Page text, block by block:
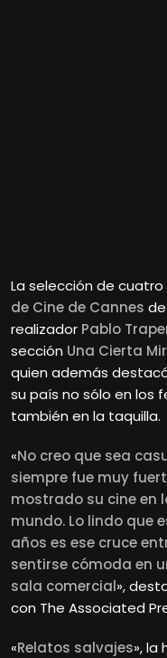
La selección de
de Cine de Cannes
realizador Pablo
sección Una Cierta
quien además
su país no sólo en los
también en la taquilla.
«No creo que sea
siempre fue muy
mostrado su cine en
mundo. Lo lindo que
años es ese cruce
sentirse cómoda en
sala comercial»,
con The Associated
«Relatos salvajes», la